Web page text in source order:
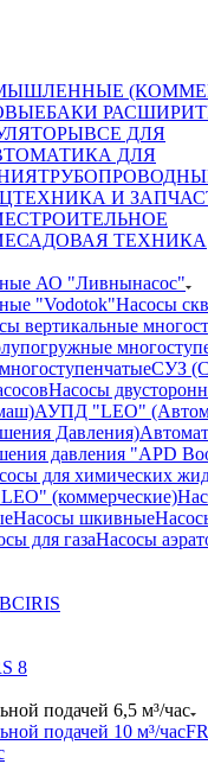
БАКИ
ВСЕ ДЛЯ
ДЛЯ
И
СТРОИТЕЛЬНОЕ
САДОВАЯ ТЕХНИКА
АО "Ливнынасос"
"Vodotok"Насосы
вертикальные
СУЗ
Насосы
АУПД "LEO"
Давления)
давления "APD
для химических
(коммерческие)
Насосы шкивные
для газаНасосы
CIRIS
8
подачей 6,5 м³/час
подачей 10 м³/час